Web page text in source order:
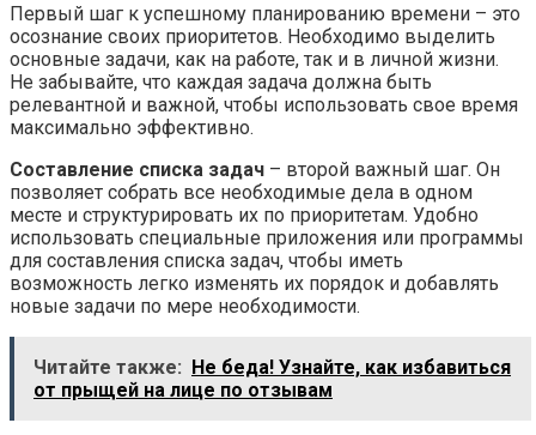
Первый шаг к успешному планированию времени – это
осознание своих приоритетов. Необходимо выделить
основные задачи, как на работе, так и в личной жизни.
Не забывайте, что каждая задача должна быть
релевантной и важной, чтобы использовать свое время
максимально эффективно.
Составление списка задач – второй важный шаг. Он
позволяет собрать все необходимые дела в одном
месте и структурировать их по приоритетам. Удобно
использовать специальные приложения или программы
для составления списка задач, чтобы иметь
возможность легко изменять их порядок и добавлять
новые задачи по мере необходимости.
Читайте также: Не беда! Узнайте, как избавиться
от прыщей на лице по отзывам